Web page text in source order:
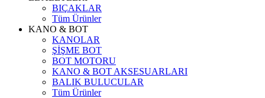
BIÇAKLAR
Tüm Ürünler
KANO & BOT
KANOLAR
ŞİŞME BOT
BOT MOTORU
KANO & BOT AKSESUARLARI
BALIK BULUCULAR
Tüm Ürünler